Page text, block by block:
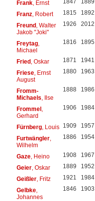
Frank, Ernst 1847 1889
Franz, Robert 1815 1892
Freund , Walter
Jakob "Joki"
1926 2012
Freytag,
Michael
1816 1895
Fried , Oskar 1871 1941
Friese, Ernst
August
1880 1963
Fromm-
Michaels, Ilse
1888 1986
Frommel ,
Gerhard
1906 1984
Fürnberg, Louis 1909 1957
Furtwängler,
Wilhelm
1886 1954
Gaze, Heino 1908 1967
Geier, Oskar 1889 1952
Geißler, Fritz 1921 1984
Gelbke,
Johannes
1846 1903